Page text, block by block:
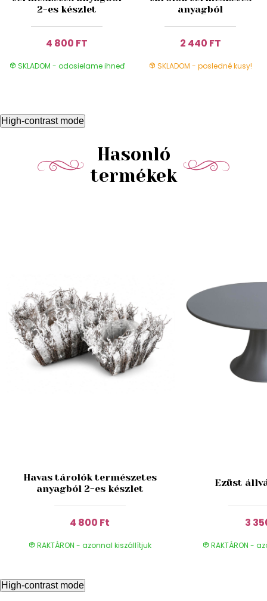
2-es készlet
4 800 FT
SKLADOM - odosielame ihneď
anyagból
2 440 FT
SKLADOM - posledné kusy!
High-contrast mode
Hasonló
termékek
Havas tárolók természetes
anyagból 2-es készlet
4 800 Ft
RAKTÁRON - azonnal kiszállítjuk
Ezüst
3
RAKTÁRON -
High-contrast mode